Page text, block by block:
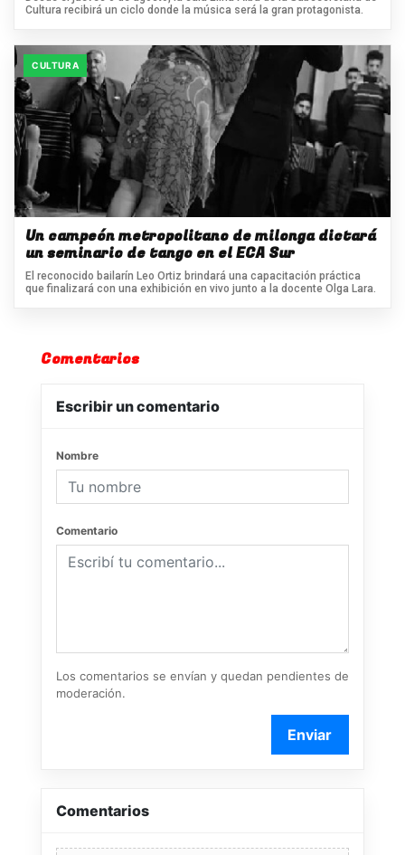
Cultura recibirá un ciclo donde la música será la gran protagonista.
CULTURA
Un campeón metropolitano de milonga dictará
un seminario de tango en el ECA Sur
El reconocido bailarín Leo Ortiz brindará una capacitación práctica
que finalizará con una exhibición en vivo junto a la docente Olga Lara.
Comentarios
Escribir un comentario
Nombre
Comentario
Los comentarios se envían y quedan pendientes de
moderación.
Enviar
Comentarios